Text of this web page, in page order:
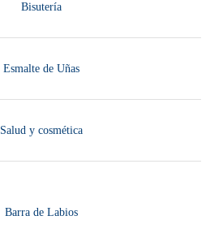
Bisutería
Esmalte de Uñas
Salud y cosmética
Barra de Labios